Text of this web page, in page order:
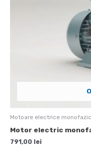
Motoare electrice
Motor electric
791,00 lei